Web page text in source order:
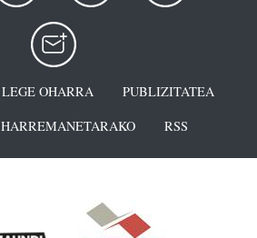
LEGE OHARRA
PUBLIZITATEA
HARREMANETARAKO RSS